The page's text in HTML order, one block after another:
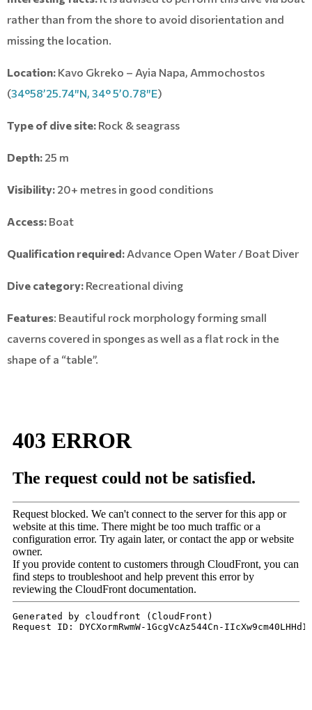
rather than from the shore to avoid disorientation and
missing the location.
Location: Kavo Gkreko – Ayia Napa, Ammochostos
(34°58’25.74″N, 34° 5’0.78″E)
Type of dive site: Rock & seagrass
Depth: 25 m
Visibility: 20+ metres in good conditions
Access: Boat
Qualification required: Advance Open Water / Boat Diver
Dive category: Recreational diving
Features: Beautiful rock morphology forming small
caverns covered in sponges as well as a flat rock in the
shape of a “table”.